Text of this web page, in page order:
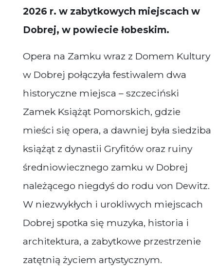
2026 r. w zabytkowych miejscach w
Dobrej, w powiecie łobeskim.
Opera na Zamku wraz z Domem Kultury
w Dobrej połączyła festiwalem dwa
historyczne miejsca – szczeciński
Zamek Książąt Pomorskich, gdzie
mieści się opera, a dawniej była siedziba
książąt z dynastii Gryfitów oraz ruiny
średniowiecznego zamku w Dobrej
należącego niegdyś do rodu von Dewitz.
W niezwykłych i urokliwych miejscach
Dobrej spotka się muzyka, historia i
architektura, a zabytkowe przestrzenie
zatętnią życiem artystycznym.